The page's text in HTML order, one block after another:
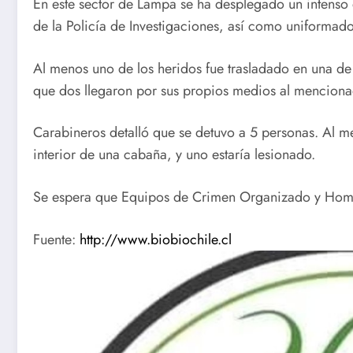
En este sector de Lampa se ha desplegado un
de la Policía de Investigaciones, así como
Al menos uno de los heridos fue trasladado en una
que dos llegaron por sus propios medios al
Carabineros detalló que se detuvo a 5 personas. Al
interior de una cabaña, y uno estaría lesionado.
Se espera que Equipos de Crimen Organizado y
Fuente: http://www.biobiochile.cl